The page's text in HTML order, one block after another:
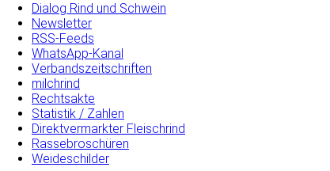
Dialog Rind und Schwein
Newsletter
RSS-Feeds
WhatsApp-Kanal
Verbandszeitschriften
milchrind
Rechtsakte
Statistik / Zahlen
Direktvermarkter Fleischrind
Rassebroschüren
Weideschilder